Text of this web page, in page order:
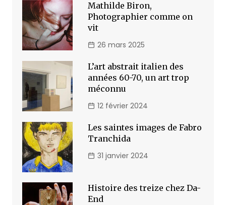
Mathilde Biron,
Photographier comme on
vit
26 mars 2025
L’art abstrait italien des
années 60-70, un art trop
méconnu
12 février 2024
Les saintes images de Fabro
Tranchida
31 janvier 2024
Histoire des treize chez Da-
End